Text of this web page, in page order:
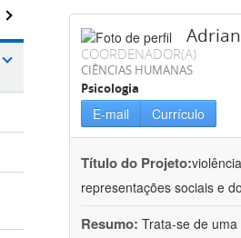
COORDENADOR(A)
CIÊNCIAS HUMANAS
Psicologia
E-mail Currículo
Título do Projeto:
representações sociais e
Resumo: Trata-se de